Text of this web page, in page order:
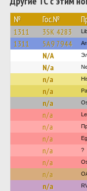
№ Гос.№
1311 3SK 4283
1311 5A9 7944
N/A
N/a
n/a
n/a
n/a
n/a
n/a
n/a
n/a ?
n/a
n/a
n/a